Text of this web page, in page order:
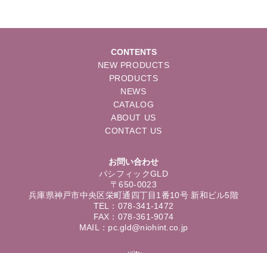
CONTENTS
NEW PRODUCTS
PRODUCTS
NEWS
CATALOG
ABOUT US
CONTACT US
お問い合わせ
パシフィックGLD
〒650-0023
兵庫県神戸市中央区栄町通四丁目1番10号 新和ビル5階
TEL：078-341-1472
FAX：078-361-9074
MAIL：pc.gld@niohint.co.jp